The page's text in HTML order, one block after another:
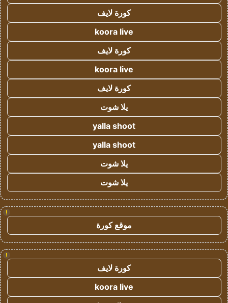
كورة لايف
koora live
كورة لايف
koora live
كورة لايف
يلا شوت
yalla shoot
yalla shoot
يلا شوت
يلا شوت
!
موقع كورة
!
كورة لايف
koora live